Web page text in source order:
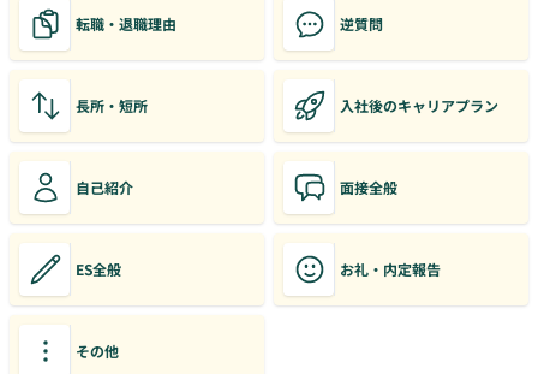
転職・退職理由 逆質問
長所・短所 入社後のキャリアプラン
自己紹介 面接全般
ES全般 お礼・内定報告
その他